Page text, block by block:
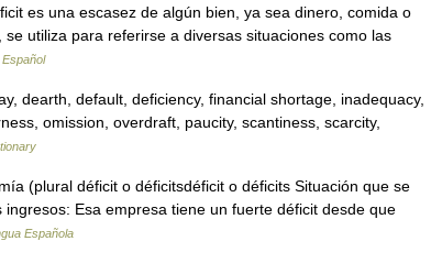
es una escasez de algún bien, ya sea dinero, comida o
utiliza para referirse a diversas situaciones como las
Español
dearth, default, deficiency, financial shortage, inadequacy,
omission, overdraft, paucity, scantiness, scarcity,
(plural déficit o déficitsdéficit o déficits Situación que se
Esa empresa tiene un fuerte déficit desde que
Española